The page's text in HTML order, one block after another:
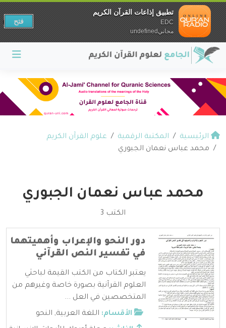
الرئيسية المكتبة الرقمية
علوم القرآن الكريم
محمد عباس نعمان الجبوري
محمد عباس نعمان الجبوري
الكتب 3
دور النحو والإعراب وأهميتهما
في تفسير النص القرآني
يعتبر الكتاب من الكتب القيمة لباحثي
العلوم القرآنية بصورة خاصة وغيرهم من
المتخصصين في العل ...
الأقسام: اللغة العربية, النحو
تطبيق إذاعات القرآن الكريم
EDC
مجانيundefined
فتح